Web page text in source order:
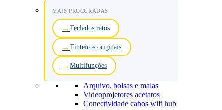
MAIS PROCURADAS
Teclados ratos
Tinteiros originais
Multifunções
Arquivo, bolsas e malas
Videoprojetores acetatos
Conectividade cabos wifi hub